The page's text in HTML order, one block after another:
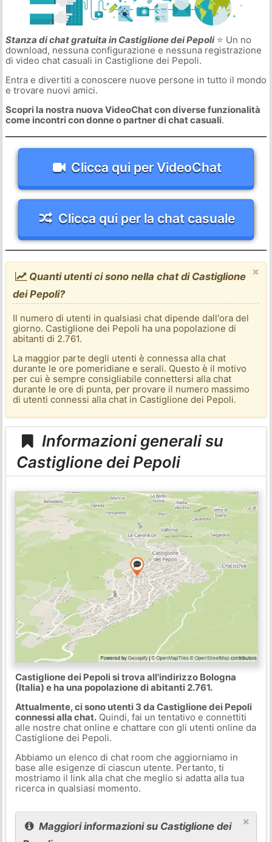
Stanza di chat gratuita in Castiglione dei Pepoli⭐ Un no
download, nessuna configurazione e nessuna registrazione
di video chat casuali in Castiglione dei Pepoli.
Entra e divertiti a conoscere nuove persone in tutto il mondo
e trovare nuovi amici.
Scopri la nostra nuova VideoChat con diverse funzionalità
come incontri con donne o partner di chat casuali.
Clicca qui per VideoChat
Clicca qui per la chat casuale
×
Quanti utenti ci sono nella chat di Castiglione
dei Pepoli?
Il numero di utenti in qualsiasi chat dipende dall'ora del
giorno. Castiglione dei Pepoli ha una popolazione di
abitanti di 2.761.
La maggior parte degli utenti è connessa alla chat
durante le ore pomeridiane e serali. Questo è il motivo
per cui è sempre consigliabile connettersi alla chat
durante le ore di punta, per provare il numero massimo
di utenti connessi alla chat in Castiglione dei Pepoli.
Informazioni generali su
Castiglione dei Pepoli
Castiglione dei Pepoli si trova all'indirizzo Bologna
(Italia) e ha una popolazione di abitanti 2.761.
Attualmente, ci sono utenti 3 da Castiglione dei Pepoli
connessi alla chat.Quindi, fai un tentativo e connettiti
alle nostre chat online e chattare con gli utenti online da
Castiglione dei Pepoli.
Abbiamo un elenco di chat room che aggiorniamo in
base alle esigenze di ciascun utente. Pertanto, ti
mostriamo il link alla chat che meglio si adatta alla tua
ricerca in qualsiasi momento.
×
Maggiori informazioni su Castiglione dei